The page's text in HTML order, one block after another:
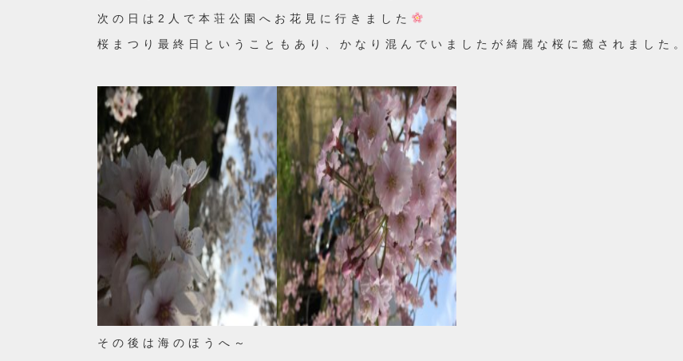
次の日は2人で本荘公園へお花見に行きました
桜まつり最終日ということもあり、かなり混んでいましたが綺麗な桜に癒されました。
その後は海のほうへ～